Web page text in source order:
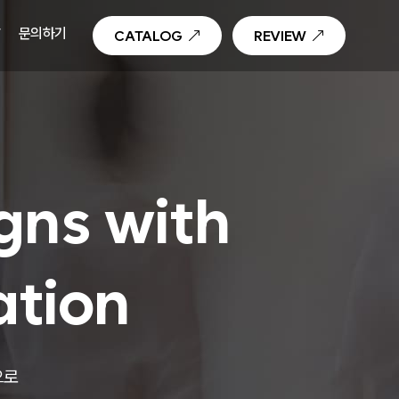
문의하기 CATALOG REVIEW
with